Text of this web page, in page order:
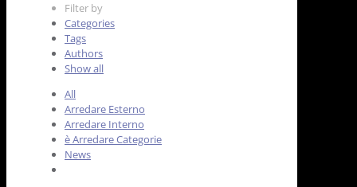
Filter by
Categories
Tags
Authors
Show all
All
Arredare Esterno
Arredare Interno
è Arredare Categorie
News